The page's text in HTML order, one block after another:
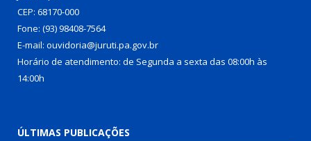
CEP: 68170-000
Fone: (93) 98408-7564
E-mail: ouvidoria@juruti.pa.gov.br
Horário de atendimento: de Segunda a sexta das 08:00h às
14:00h
ÚLTIMAS PUBLICAÇÕES